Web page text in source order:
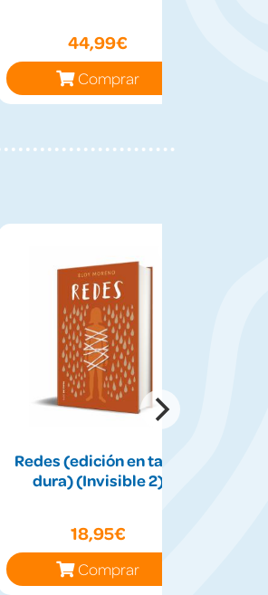
44,99€
Comprar
Redes (edición en tapa
dura) (Invisible 2)
18,95€
Comprar